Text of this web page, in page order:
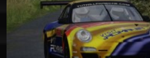
#77
CUSCO
Pitone
Edition